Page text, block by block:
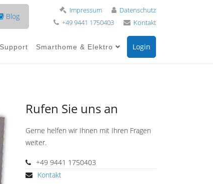
Blog
Impressum
Datenschutz
+49 9441 1750403
Kontakt
Smarthome & Elektro Login
Rufen Sie uns an
Gerne helfen wir Ihnen mit Ihren Fragen
weiter.
+49 9441 1750403
Kontakt